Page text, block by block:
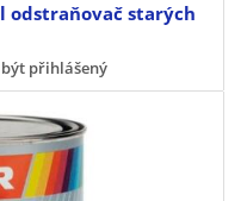
odstraňovač starých
přihlášený